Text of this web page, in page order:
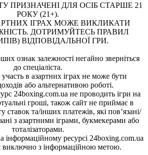
ПРИЗНАЧЕНІ ДЛЯ ОСІБ СТАРШЕ 21
РОКУ (21+).
ІГРАХ МОЖЕ ВИКЛИКАТИ
ДОТРИМУЙТЕСЬ ПРАВИЛ
ВІДПОВІДАЛЬНОЇ ГРИ.
ознак залежності негайно зверніться
до спеціаліста.
в азартних іграх не може бути
або альтернативою роботі.
24boxing.com.ua не проводить ігри на
гроші, також сайт не приймає в
ставок та/інших платежів, які пов’язані/
з азартними іграми, букмекерами або
тоталізаторами.
інформаційному ресурсі 24boxing.com.ua
виключно з інформаційною метою.